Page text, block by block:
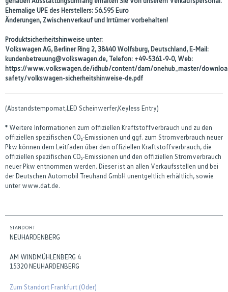
Ehemalige UPE des Herstellers: 56.595 Euro
Änderungen, Zwischenverkauf und Irrtümer vorbehalten!
Produktsicherheitshinweise unter:
Volkswagen AG, Berliner Ring 2, 38440 Wolfsburg, Deutschland, E-Mail:
kundenbetreuung@volkswagen.de, Telefon: +49-5361-9-0, Web:
https://www.volkswagen.de/idhub/content/dam/onehub_master/
safety/volkswagen-sicherheitshinweise-de.pdf
(Abstandstempomat,LED Scheinwerfer,Keyless Entry)
* Weitere Informationen zum offiziellen Kraftstoffverbrauch und zu den
offiziellen spezifischen CO₂-Emissionen und ggf. zum Stromverbrauch neuer
Pkw können dem Leitfaden über den offiziellen Kraftstoffverbrauch, die
offiziellen spezifischen CO₂-Emissionen und den offiziellen Stromverbrauch
neuer Pkw entnommen werden. Dieser ist an allen Verkaufsstellen und bei
der Deutschen Automobil Treuhand GmbH unentgeltlich erhältlich, sowie
unter www.dat.de.
STANDORT
NEUHARDENBERG
AM WINDMÜHLENBERG 4
15320 NEUHARDENBERG
Zum Standort Frankfurt (Oder)